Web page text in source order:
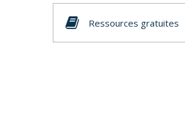
Ressources gratuites